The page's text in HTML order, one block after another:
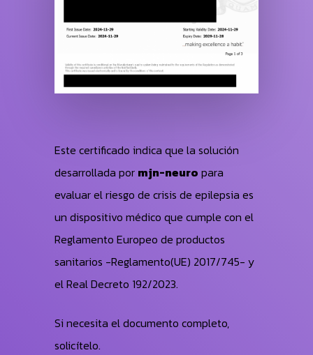
Este certificado indica que la solución
desarrollada por mjn-neuro para
evaluar el riesgo de crisis de epilepsia es
un dispositivo médico que cumple con el
Reglamento Europeo de productos
sanitarios -Reglamento(UE) 2017/745- y
el Real Decreto 192/2023.
Si necesita el documento completo,
solicítelo.